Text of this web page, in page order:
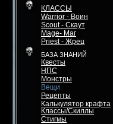
КЛАССЫ
Warrior - Воин
Scout - Скаут
Mage- Маг
Priest - Жрец
БАЗА ЗНАНИЙ
Квесты
НПС
Монстры
Вещи
Рецепты
Калькулятор крафта
Классы/Скиллы
Стигмы